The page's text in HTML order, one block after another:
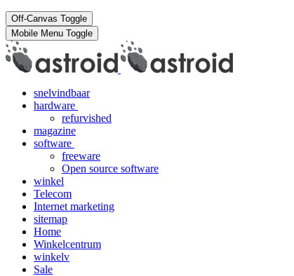
Off-Canvas Toggle
Mobile Menu Toggle
snelvindbaar
hardware
refurvished
magazine
software
freeware
Open source software
winkel
Telecom
Internet marketing
sitemap
Home
Winkelcentrum
winkelv
Sale